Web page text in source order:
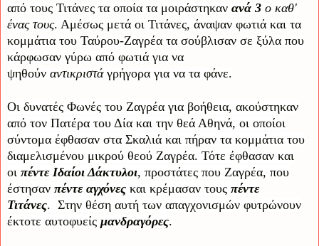
από τους Τιτάνες τα οποία τα μοιράστηκαν ανά 3 ο καθ'
ένας τους. Αμέσως μετά οι Τιτάνες, άναψαν φωτιά και τα
κομμάτια του Ταύρου-Ζαγρέα τα σούβλισαν σε ξύλα που
κάρφωσαν γύρω από φωτιά για να
ψηθούν αντικριστά γρήγορα για να τα φάνε.
Οι δυνατές Φωνές του Ζαγρέα για βοήθεια, ακούστηκαν
από τον Πατέρα του Δία και την θεά Αθηνά, οι οποίοι
σύντομα έφθασαν στα Σκαλιά και πήραν τα κομμάτια του
διαμελισμένου μικρού θεού Ζαγρέα. Τότε έφθασαν και
οι πέντε Ιδαίοι Δάκτυλοι, προστάτες που Ζαγρέα, που
έστησαν πέντε αγχόνες και κρέμασαν τους πέντε
Τιτάνες. Στην θέση αυτή των απαγχονισμών φυτρώνουν
έκτοτε αυτοφυείς μανδραγόρες.